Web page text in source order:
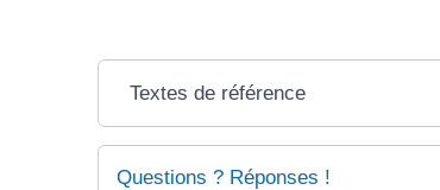
Textes de référence
Questions ? Réponses !